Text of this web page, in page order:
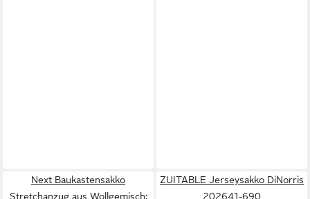
Next Baukastensakko
Stretchanzug aus Wollgemisch:
ZUITABLE Jerseysakko DiNorris
202641-690